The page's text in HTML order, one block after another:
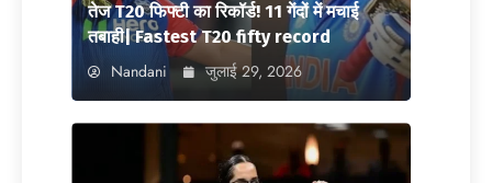
तेज T20 फिफ्टी का रिकॉर्ड! 11 गेंदों में मचाई
तबाही| Fastest T20 fifty record
Nandani जुलाई 29, 2026